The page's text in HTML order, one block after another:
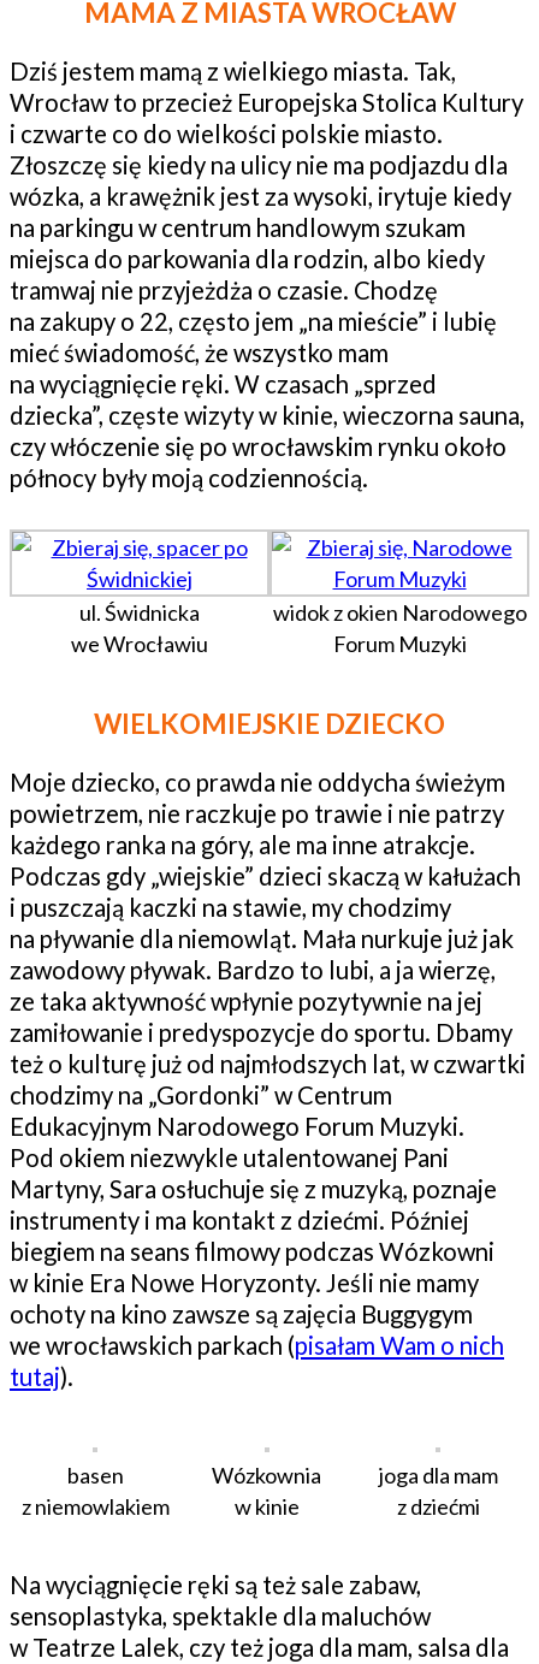
MAMA Z MIASTA WROCŁAW
Dziś jestem mamą z wielkiego miasta. Tak,
Wrocław to przecież Europejska Stolica Kultury
i czwarte co do wielkości polskie miasto.
Złoszczę się kiedy na ulicy nie ma podjazdu dla
wózka, a krawężnik jest za wysoki, irytuje kiedy
na parkingu w centrum handlowym szukam
miejsca do parkowania dla rodzin, albo kiedy
tramwaj nie przyjeżdża o czasie. Chodzę
na zakupy o 22, często jem „na mieście” i lubię
mieć świadomość, że wszystko mam
na wyciągnięcie ręki. W czasach „sprzed
dziecka”, częste wizyty w kinie, wieczorna sauna,
czy włóczenie się po wrocławskim rynku około
północy były moją codziennością.
ul. Świdnicka
we Wrocławiu
widok z okien Narodowego
Forum Muzyki
WIELKOMIEJSKIE DZIECKO
Moje dziecko, co prawda nie oddycha świeżym
powietrzem, nie raczkuje po trawie i nie patrzy
każdego ranka na góry, ale ma inne atrakcje.
Podczas gdy „wiejskie” dzieci skaczą w kałużach
i puszczają kaczki na stawie, my chodzimy
na pływanie dla niemowląt. Mała nurkuje już jak
zawodowy pływak. Bardzo to lubi, a ja wierzę,
ze taka aktywność wpłynie pozytywnie na jej
zamiłowanie i predyspozycje do sportu. Dbamy
też o kulturę już od najmłodszych lat, w czwartki
chodzimy na „Gordonki” w Centrum
Edukacyjnym Narodowego Forum Muzyki.
Pod okiem niezwykle utalentowanej Pani
Martyny, Sara osłuchuje się z muzyką, poznaje
instrumenty i ma kontakt z dziećmi. Później
biegiem na seans filmowy podczas Wózkowni
w kinie Era Nowe Horyzonty. Jeśli nie mamy
ochoty na kino zawsze są zajęcia Buggygym
we wrocławskich parkach (pisałam Wam o nich
tutaj).
basen
z niemowlakiem
Wózkownia
w kinie
joga dla mam
z dziećmi
Na wyciągnięcie ręki są też sale zabaw,
sensoplastyka, spektakle dla maluchów
w Teatrze Lalek, czy też joga dla mam, salsa dla